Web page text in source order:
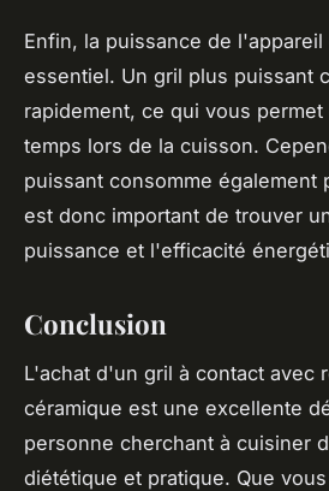
Enfin, la puissance de
essentiel. Un gril plus puissant
rapidement, ce qui vous
temps lors de la cuisson.
puissant consomme également
est donc important de trouver
puissance et l'efficacité
Conclusion
L'achat d'un gril à contact avec
céramique est une excellente
personne cherchant à cuisiner
diététique et pratique. Que